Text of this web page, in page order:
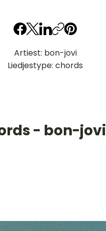
Artiest: bon-jovi
Liedjestype: chords
- bon-jovi